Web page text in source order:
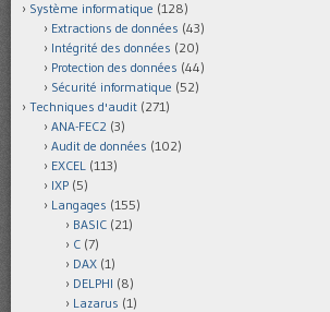
Système informatique (128)
Extractions de données (43)
Intégrité des données (20)
Protection des données (44)
Sécurité informatique (52)
Techniques d'audit (271)
ANA-FEC2 (3)
Audit de données (102)
EXCEL (113)
IXP (5)
Langages (155)
BASIC (21)
C (7)
DAX (1)
DELPHI (8)
Lazarus (1)